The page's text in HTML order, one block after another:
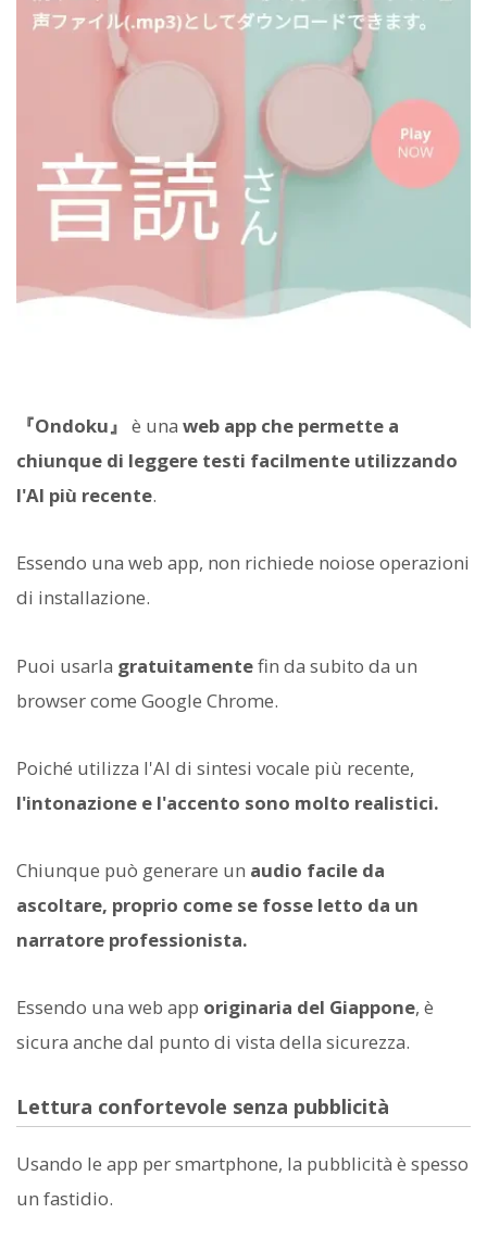
『Ondoku』 è una web app che permette a
chiunque di leggere testi facilmente utilizzando
l'AI più recente.
Essendo una web app, non richiede noiose operazioni
di installazione.
Puoi usarla gratuitamentefin da subito da un
browser come Google Chrome.
Poiché utilizza l'AI di sintesi vocale più recente,
l'intonazione e l'accento sono molto realistici.
Chiunque può generare un audio facile da
ascoltare, proprio come se fosse letto da un
narratore professionista.
Essendo una web app originaria del Giappone, è
sicura anche dal punto di vista della sicurezza.
Lettura confortevole senza pubblicità
Usando le app per smartphone, la pubblicità è spesso
un fastidio.